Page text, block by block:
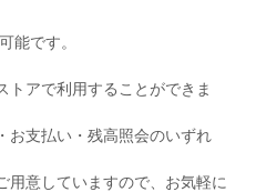
能です。
トアで利用することができま
お支払い・残高照会のいずれ
用意していますので、お気軽に